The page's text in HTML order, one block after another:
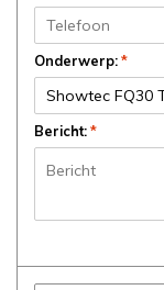
Onderwerp:*
Bericht:*